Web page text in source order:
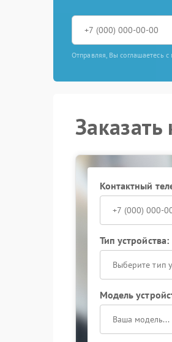
Отправляя, Вы соглашаетесь
Контактный
Тип устройства:
Выберите тип
Модель